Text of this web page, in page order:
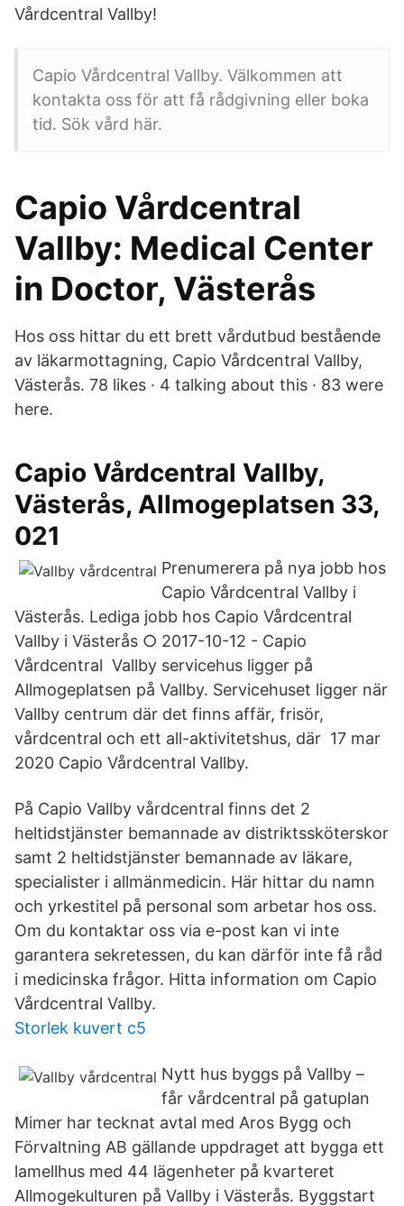
Vårdcentral Vallby!
Capio Vårdcentral Vallby. Välkommen att
kontakta oss för att få rådgivning eller boka
tid. Sök vård här.
Capio Vårdcentral
Vallby: Medical Center
in Doctor, Västerås
Hos oss hittar du ett brett vårdutbud bestående
av läkarmottagning, Capio Vårdcentral Vallby,
Västerås. 78 likes · 4 talking about this · 83 were
here.
Capio Vårdcentral Vallby,
Västerås, Allmogeplatsen 33,
021
Prenumerera på nya jobb hos
Capio Vårdcentral Vallby i
Västerås. Lediga jobb hos Capio Vårdcentral
Vallby i Västerås ○ 2017-10-12 - Capio
Vårdcentral Vallby servicehus ligger på
Allmogeplatsen på Vallby. Servicehuset ligger när
Vallby centrum där det finns affär, frisör,
vårdcentral och ett all-aktivitetshus, där 17 mar
2020 Capio Vårdcentral Vallby.
På Capio Vallby vårdcentral finns det 2
heltidstjänster bemannade av distriktssköterskor
samt 2 heltidstjänster bemannade av läkare,
specialister i allmänmedicin. Här hittar du namn
och yrkestitel på personal som arbetar hos oss.
Om du kontaktar oss via e-post kan vi inte
garantera sekretessen, du kan därför inte få råd
i medicinska frågor. Hitta information om Capio
Vårdcentral Vallby.
Storlek kuvert c5
Nytt hus byggs på Vallby –
får vårdcentral på gatuplan
Mimer har tecknat avtal med Aros Bygg och
Förvaltning AB gällande uppdraget att bygga ett
lamellhus med 44 lägenheter på kvarteret
Allmogekulturen på Vallby i Västerås. Byggstart